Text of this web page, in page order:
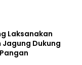
Laksanakan
Dukung